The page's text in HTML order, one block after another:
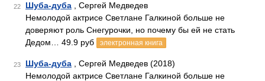
22 Шуба-дуба , Сергей Медведев
Немолодой актрисе Светлане Галкиной больше не
доверяют роль Снегурочки, но почему бы ей не стать
Дедом… 49.9 руб
электронная книга
23 Шуба-дуба , Сергей Медведев (2018)
Немолодой актрисе Светлане Галкиной больше не